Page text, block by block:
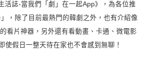
活誌-當我們「劇」在一起App》，為各位推
，除了目前最熱門的韓劇之外，也有介紹像
看片神器，另外還有看動畫、卡通、微電影
使假日一整天待在家也不會感到無聊！